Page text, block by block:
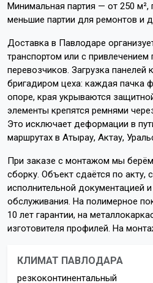
Минимальная партия — от 250 м²,
меньшие партии для ремонтов и
Доставка в Павлодаре
транспортом или с привлечением
перевозчиков. Загрузка панелей
бригадиром цеха: каждая пачка
опоре, края укрываются
элементы крепятся ремнями
Это исключает деформации в
маршрутах в Атырау, Актау,
При заказе с монтажом мы
сборку. Объект сдаётся по акту,
исполнительной документацией
обслуживания. На полимерное
10 лет гарантии, на
изготовителя профилей. На
КЛИМАТ ПАВЛОДАРА
резкоконтинентальный